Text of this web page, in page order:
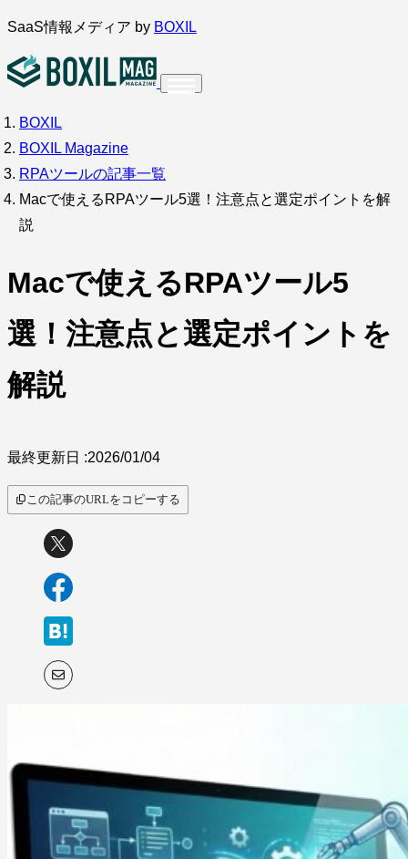
内
を
キ
ッ
プ
SaaS情報メディア by BOXIL
インタビュー
調査・アンケート
BOXIL
BOXIL Magazine
RPAツールの記事一覧
Macで使えるRPAツール5選！注意点と選定ポイントを解
説
Macで使えるRPAツール5
選！注意点と選定ポイントを
解説
最終更新日 :2026/01/04
この記事のURLをコピーする